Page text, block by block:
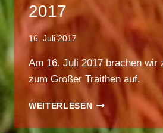
2017
16. Juli 2017
Am 16. Juli 2017 brachen wir
zum Großer Traithen auf.
WEITERLESENBERGTOUR
GROSSER T